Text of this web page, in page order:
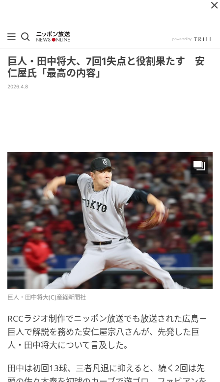
巨人・田中将大、7回1失点と役割果たす 安
仁屋氏「最高の内容」
2026.4.8
巨人・田中将大(C)産経新聞社
RCCラジオ制作でニッポン放送でも放送された広島－
巨人で解説を務めた安仁屋宗八さんが、先発した巨
人・田中将大について言及した。
田中は初回13球、三者凡退に抑えると、続く2回は先